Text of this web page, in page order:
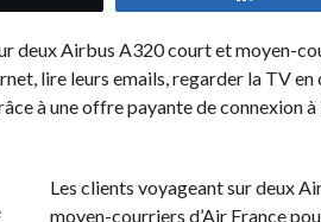
deux Airbus A320 court et moyen-
lire leurs emails, regarder la TV
à une offre payante de connexion
Les clients voyageant sur deux
moyen-courriers d’Air France